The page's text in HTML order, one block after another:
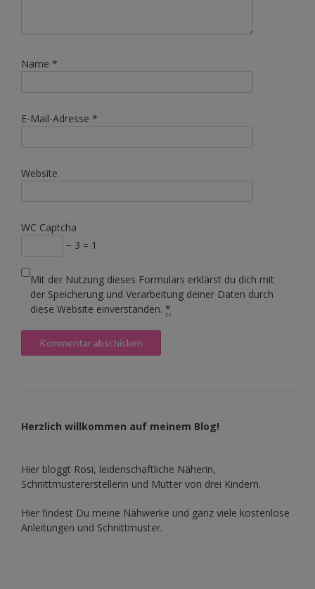
Name *
E-Mail-Adresse *
Website
WC Captcha
− 3 = 1
Mit der Nutzung dieses Formulars erklärst du dich mit
der Speicherung und Verarbeitung deiner Daten durch
diese Website einverstanden. *
Herzlich willkommen auf meinem Blog!
Hier bloggt Rosi, leidenschaftliche Näherin,
Schnittmustererstellerin und Mutter von drei Kindern.
Hier findest Du meine Nähwerke und ganz viele kostenlose
Anleitungen und Schnittmuster.